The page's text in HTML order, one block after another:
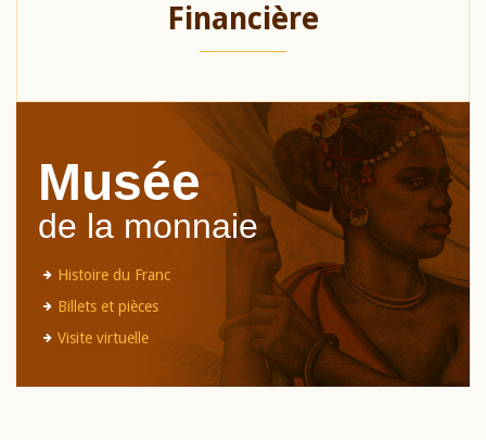
Financière
Musée
de la monnaie
Histoire du Franc
Billets et pièces
Visite virtuelle